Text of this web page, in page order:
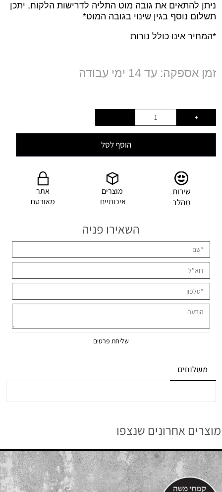
ניתן להתאים את גובה מוט התליה לדרישות הלקוח, יתכן
תשלום נוסף בגין שינוי בגובה המוט*
*המחיר אינו כולל נורות
זמן אספקה: עד 14 ימי עבודה
הוסף לסל
שירות
מהלב
מוצרים
איכותיים
אתר
מאובטח
השאירו פניה
משלוחים
מוצרים אחרונים שנצפו